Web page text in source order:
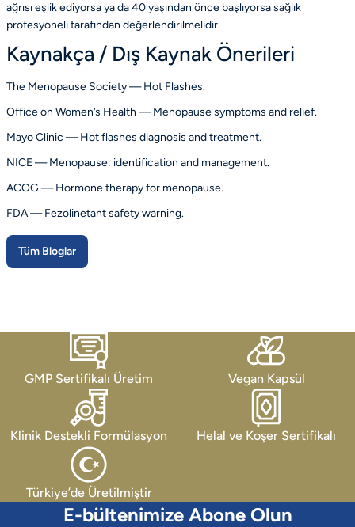
ağrısı eşlik ediyorsa ya da 40 yaşından önce başlıyorsa sağlık
profesyoneli tarafından değerlendirilmelidir.
Kaynakça / Dış Kaynak Önerileri
The Menopause Society — Hot Flashes.
Office on Women’s Health — Menopause symptoms and relief.
Mayo Clinic — Hot flashes diagnosis and treatment.
NICE — Menopause: identification and management.
ACOG — Hormone therapy for menopause.
FDA — Fezolinetant safety warning.
Tüm Bloglar
GMP Sertifikalı Üretim Vegan Kapsül
Klinik Destekli Formülasyon Helal ve Koşer Sertifikalı
Türkiye’de Üretilmiştir
E-bültenimize Abone Olun